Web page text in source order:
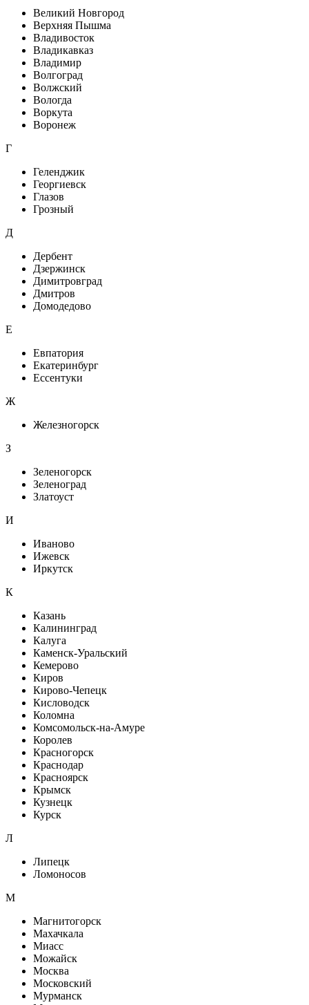
Великий Новгород
Верхняя Пышма
Владивосток
Владикавказ
Владимир
Волгоград
Волжский
Вологда
Воркута
Воронеж
Г
Геленджик
Георгиевск
Глазов
Грозный
Д
Дербент
Дзержинск
Димитровград
Дмитров
Домодедово
Е
Евпатория
Екатеринбург
Ессентуки
Ж
Железногорск
З
Зеленогорск
Зеленоград
Златоуст
И
Иваново
Ижевск
Иркутск
К
Казань
Калининград
Калуга
Каменск-Уральский
Кемерово
Киров
Кирово-Чепецк
Кисловодск
Коломна
Комсомольск-на-Амуре
Королев
Красногорск
Краснодар
Красноярск
Крымск
Кузнецк
Курск
Л
Липецк
Ломоносов
М
Магнитогорск
Махачкала
Миасс
Можайск
Москва
Московский
Мурманск